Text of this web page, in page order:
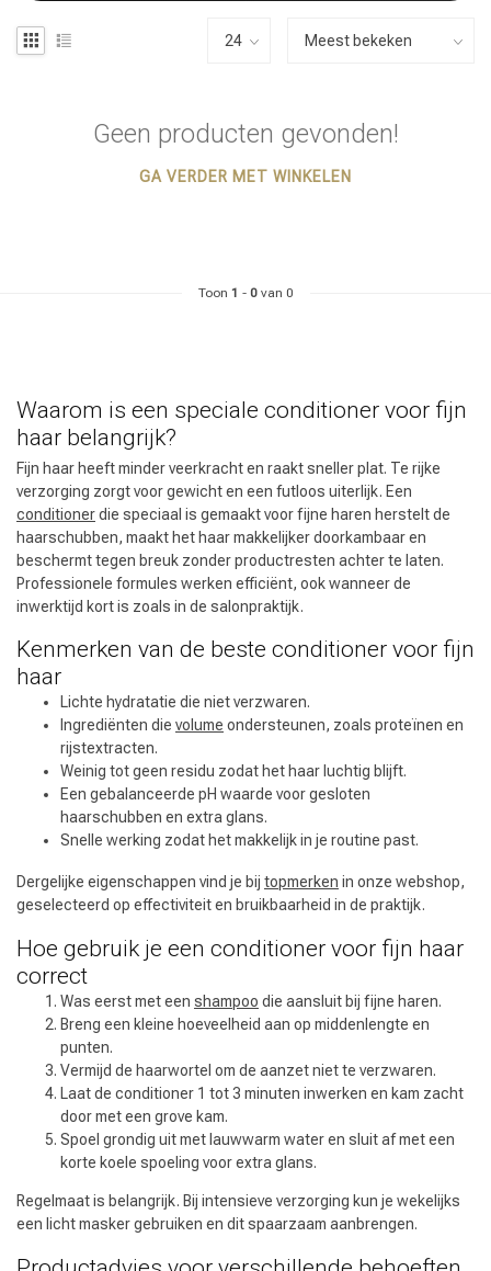
Haarstyling Haarkleuring
Geen producten gevonden!
GA VERDER MET WINKELEN
Toon 1 - 0van 0
Waarom is een speciale conditioner voor fijn
haar belangrijk?
Fijn haar heeft minder veerkracht en raakt sneller plat. Te rijke
verzorging zorgt voor gewicht en een futloos uiterlijk. Een
conditionerdie speciaal is gemaakt voor fijne haren herstelt de
haarschubben, maakt het haar makkelijker doorkambaar en
beschermt tegen breuk zonder productresten achter te laten.
Professionele formules werken efficiënt, ook wanneer de
inwerktijd kort is zoals in de salonpraktijk.
Kenmerken van de beste conditioner voor fijn
haar
Lichte hydratatie die niet verzwaren.
Ingrediënten die volume ondersteunen, zoals proteïnen en
rijstextracten.
Weinig tot geen residu zodat het haar luchtig blijft.
Een gebalanceerde pH waarde voor gesloten
haarschubben en extra glans.
Snelle werking zodat het makkelijk in je routine past.
Dergelijke eigenschappen vind je bij topmerken in onze webshop,
geselecteerd op effectiviteit en bruikbaarheid in de praktijk.
Hoe gebruik je een conditioner voor fijn haar
correct
Was eerst met een shampoo die aansluit bij fijne haren.
Breng een kleine hoeveelheid aan op middenlengte en
punten.
Vermijd de haarwortel om de aanzet niet te verzwaren.
Laat de conditioner 1 tot 3 minuten inwerken en kam zacht
door met een grove kam.
Spoel grondig uit met lauwwarm water en sluit af met een
korte koele spoeling voor extra glans.
Regelmaat is belangrijk. Bij intensieve verzorging kun je wekelijks
een licht masker gebruiken en dit spaarzaam aanbrengen.